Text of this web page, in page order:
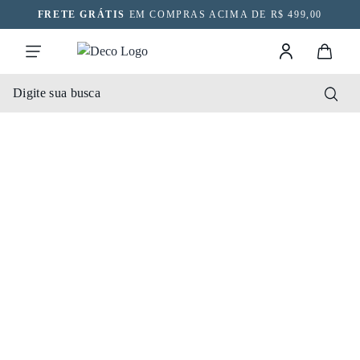
FRETE GRÁTIS EM COMPRAS ACIMA DE R$ 499,00